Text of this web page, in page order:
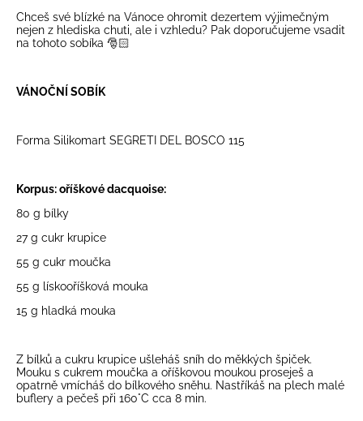
Chceš své blízké na Vánoce ohromit dezertem výjimečným
nejen z hlediska chuti, ale i vzhledu? Pak doporučujeme vsadit
na tohoto sobíka 🎅🏻
VÁNOČNÍ SOBÍK
Forma Silikomart SEGRETI DEL BOSCO 115
Korpus: oříškové dacquoise:
80 g bílky
27 g cukr krupice
55 g cukr moučka
55 g lískooříšková mouka
15 g hladká mouka
Z bílků a cukru krupice ušleháš sníh do měkkých špiček.
Mouku s cukrem moučka a oříškovou moukou proseješ a
opatrně vmícháš do bílkového sněhu. Nastříkáš na plech malé
buflery a pečeš při 160°C cca 8 min.